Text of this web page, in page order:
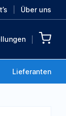
Über uns
Lieferanten